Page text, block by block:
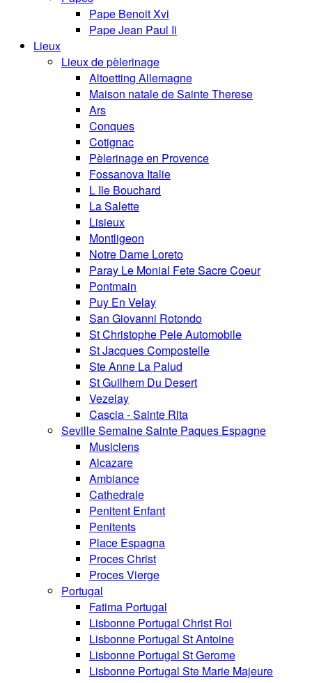
Pape Benoit Xvi
Pape Jean Paul Ii
Lieux
Lieux de pèlerinage
Altoetting Allemagne
Maison natale de Sainte Therese
Ars
Conques
Cotignac
Pèlerinage en Provence
Fossanova Italie
L Ile Bouchard
La Salette
Lisieux
Montligeon
Notre Dame Loreto
Paray Le Monial Fete Sacre Coeur
Pontmain
Puy En Velay
San Giovanni Rotondo
St Christophe Pele Automobile
St Jacques Compostelle
Ste Anne La Palud
St Guilhem Du Desert
Vezelay
Cascia - Sainte Rita
Seville Semaine Sainte Paques Espagne
Musiciens
Alcazare
Ambiance
Cathedrale
Penitent Enfant
Penitents
Place Espagna
Proces Christ
Proces Vierge
Portugal
Fatima Portugal
Lisbonne Portugal Christ Roi
Lisbonne Portugal St Antoine
Lisbonne Portugal St Gerome
Lisbonne Portugal Ste Marie Majeure